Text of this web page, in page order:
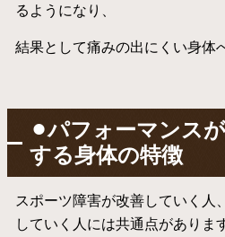
るようになり、
結果として痛みの出にくい身体
⚫︎パフォーマンス
する身体の特徴
スポーツ障害が改善していく人
していく人には共通点がありま